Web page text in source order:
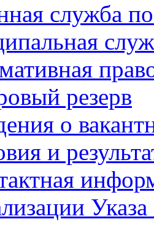
служба
резерв
о
и